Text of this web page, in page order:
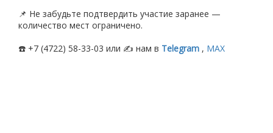
📌 Не забудьте подтвердить участие заранее —
количество мест ограничено.
☎️ +7 (4722) 58-33-03 или ✍️ нам в Telegram , МАХ